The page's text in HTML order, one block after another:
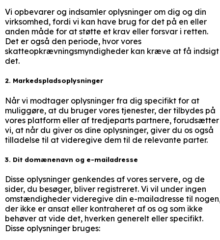
Vi opbevarer og indsamler oplysninger om dig og din
virksomhed, fordi vi kan have brug for det på en eller
anden måde for at støtte et krav eller forsvar i retten.
Det er også den periode, hvor vores
skatteopkrævningsmyndigheder kan kræve at få
det.
2. Markedspladsoplysninger
Når vi modtager oplysninger fra dig specifikt for at
muliggøre, at du bruger vores tjenester, der tilbydes på
vores platform eller af tredjeparts partnere, forudsætter
vi, at når du giver os dine oplysninger, giver du os også
tilladelse til at videregive dem til de relevante parter.
3. Dit domænenavn og e-mailadresse
Disse oplysninger genkendes af vores servere, og de
sider, du besøger, bliver registreret. Vi vil under ingen
omstændigheder videregive din e-mailadresse til
der ikke er ansat eller kontraheret af os og som ikke
behøver at vide det, hverken generelt eller specifikt.
Disse oplysninger bruges: